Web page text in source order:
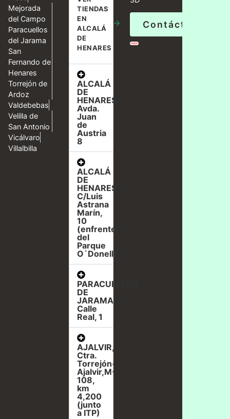
Mejorada
del Campo
Paracuellos
del Jarama
San
Fernando de
Henares
Torrejón de
Ardoz
Valdebebas
Velilla de
San Antonio
Vicálvaro
Villalbilla
TIENDAS
EN
ALCALÁ
DE
HENARES
→
ALCALÁ
DE
HENARES,
Avda.
Juan
de
Austria
8
ALCALÁ
DE
HENARES,
C/Luis
Astrana
Marín,
10
(enfrente
del
Parque
O`Donell)
PARACUELLOS
DE
JARAMA,
Calle
Real, 1
AJALVIR,
Ctra.
Torrejón-
Ajalvir,M-
108,
km
4,200
(junto
a ITP)
Contáctanos